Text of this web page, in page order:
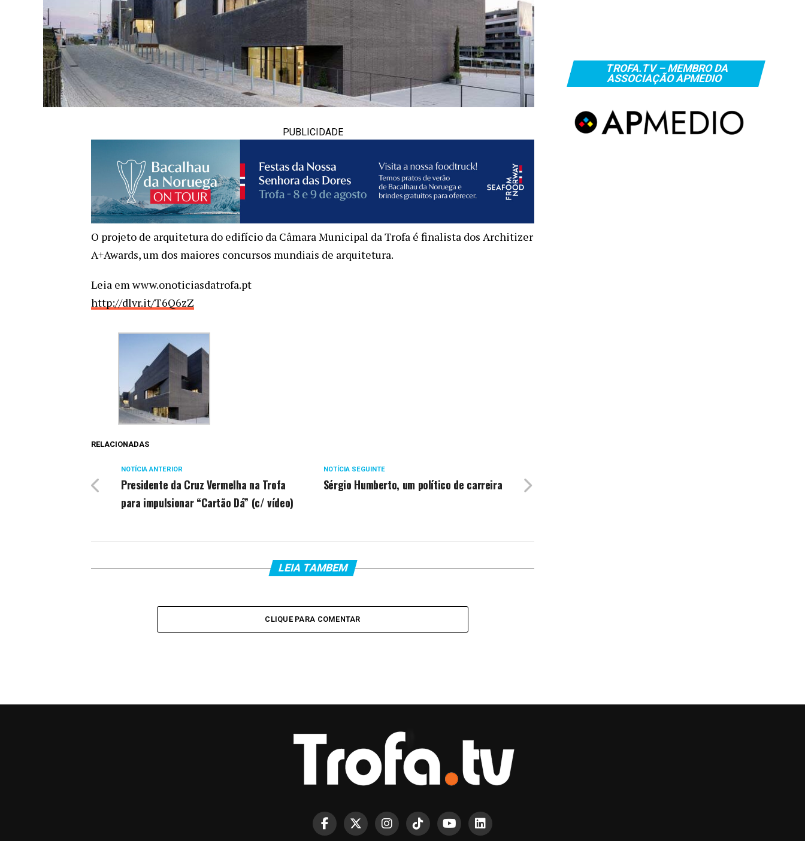
PUBLICIDADE
O projeto de arquitetura do edifício da Câmara Municipal da Trofa é finalista dos Architizer
A+Awards, um dos maiores concursos mundiais de arquitetura.
Leia em www.onoticiasdatrofa.pt
http://dlvr.it/T6Q6zZ
RELACIONADAS
NOTÍCIA SEGUINTE
Sérgio Humberto, um político de carreira
NOTÍCIA ANTERIOR
Presidente da Cruz Vermelha na Trofa
para impulsionar “Cartão Dá” (c/ vídeo)
LEIA TAMBEM
CLIQUE PARA COMENTAR
TROFA.TV – MEMBRO DA
ASSOCIAÇÃO APMEDIO